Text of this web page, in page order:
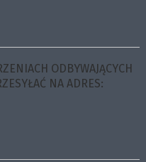
ODBYWAJĄCYCH
NA ADRES: